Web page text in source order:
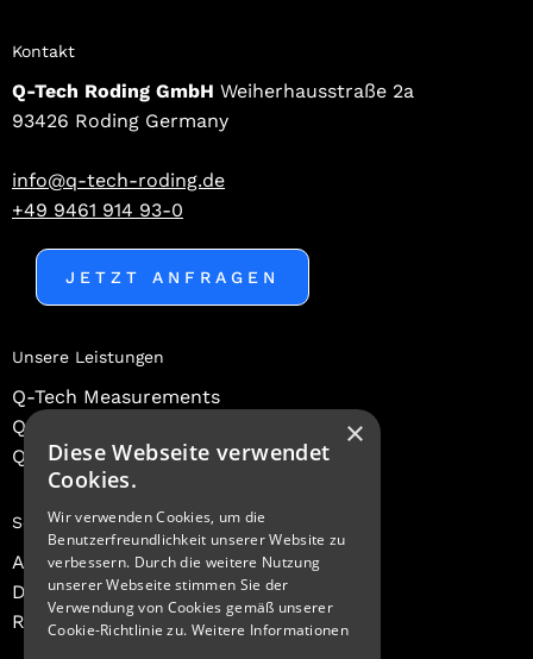
Kontakt
Q-Tech Roding GmbH Weiherhausstraße 2a
93426 Roding Germany
info@q-tech-roding.de
+49 9461 914 93-0
JETZT ANFRAGEN
Unsere Leistungen
Q-Tech Measurements
Q-Tech Consulting
Q-Tech Expert Academy
Schnelllinks
Ansprechpartner
Dashboard Login
Registrieren
×
Diese Webseite verwendet
Cookies.
Wir verwenden Cookies, um die
Benutzerfreundlichkeit unserer Website zu
verbessern. Durch die weitere Nutzung
unserer Webseite stimmen Sie der
Verwendung von Cookies gemäß unserer
Cookie-Richtlinie zu. Weitere Informationen